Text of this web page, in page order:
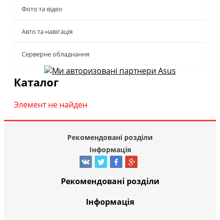
Фото та відео
Авто та навігація
Серверне обладнання
Каталог
Элемент не найден
Рекомендовані розділи
Інформація
Рекомендовані розділи
Інформація